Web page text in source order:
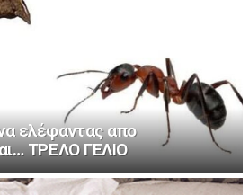
ελέφαντας απο
ΤΡΕΛΟ ΓΕΛΙΟ